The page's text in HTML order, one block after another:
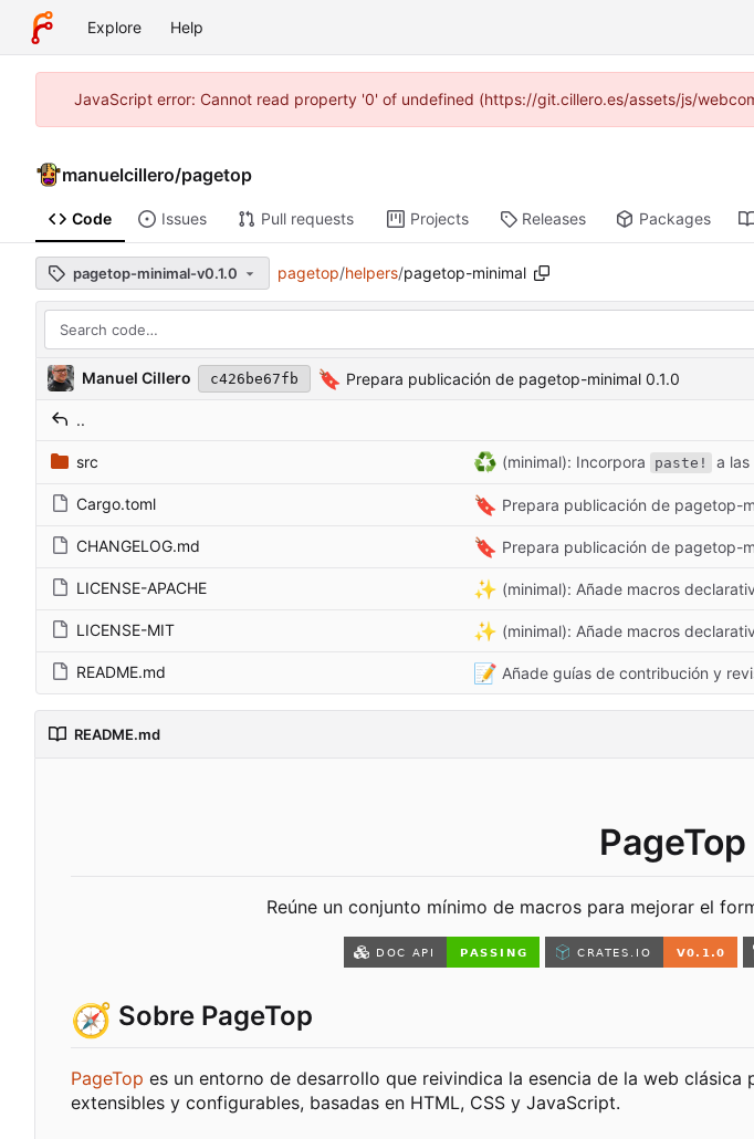
Explore Help
JavaScript error: Cannot read property '0' of undefined (https://git.cillero.es/assets/js/
manuelcillero/pagetop
Code Issues Pull requests Projects Releases Packages
pagetop-minimal-v0.1.0 pagetop/helpers/pagetop-minimal
Manuel Cillero c426be67fb 🔖 Prepara publicación de pagetop-minimal 0.1.0
..
src ♻️ (minimal): Incorpora paste! a
Cargo.toml 🔖 Prepara publicación de pagetop-
CHANGELOG.md 🔖 Prepara publicación de pagetop-
LICENSE-APACHE ✨ (minimal): Añade macros
LICENSE-MIT ✨ (minimal): Añade macros
README.md 📝 Añade guías de contribución y
README.md
Reúne un conjunto mínimo de macros para mejorar el
🧭 Sobre PageTop
PageTop es un entorno de desarrollo que reivindica la esencia de la web clásica
extensibles y configurables, basadas en HTML, CSS y JavaScript.